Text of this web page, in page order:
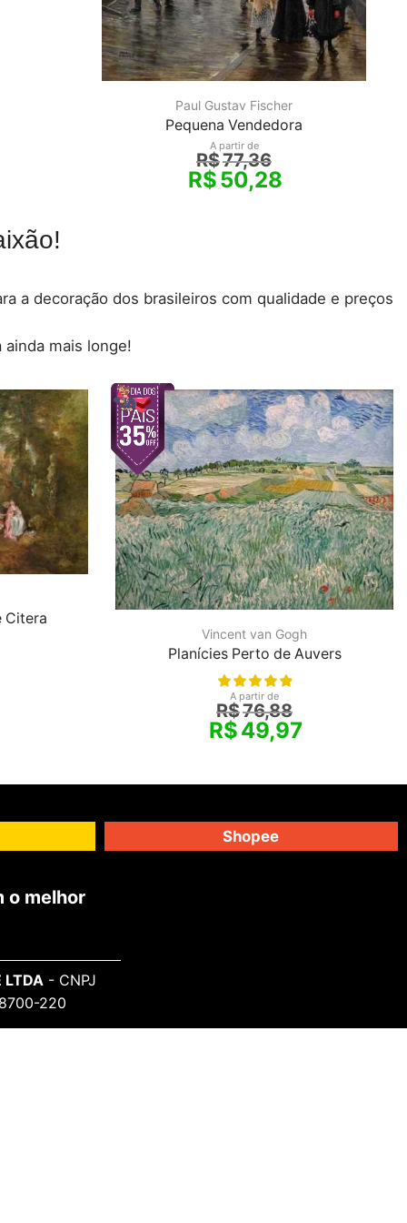
Paul Gustav Fischer
Pequena Vendedora
A partir de
R$77,36
R$50,28
a decoração dos brasileiros com qualidade e preços
ainda mais longe!
Citera
Vincent van Gogh
Planícies Perto de Auvers
A partir de
R$76,88
R$49,97
Shopee
o melhor
LTDA - CNPJ
220